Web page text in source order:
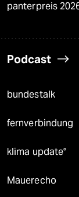
panterpreis
Podcast
bundestalk
fernverbindung
klima update°
Mauerecho